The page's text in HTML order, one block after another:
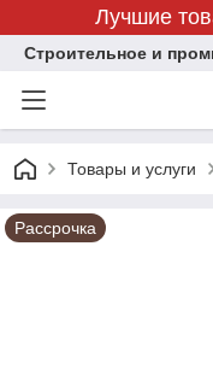
Лучшие
Строительное и
Товары и услуги
Рассрочка